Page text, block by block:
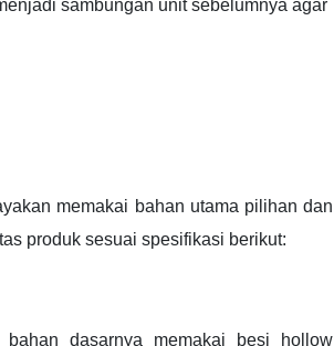
sambungan unit sebelumnya agar
memakai bahan utama pilihan dan
produk sesuai spesifikasi berikut:
dasarnya memakai besi hollow